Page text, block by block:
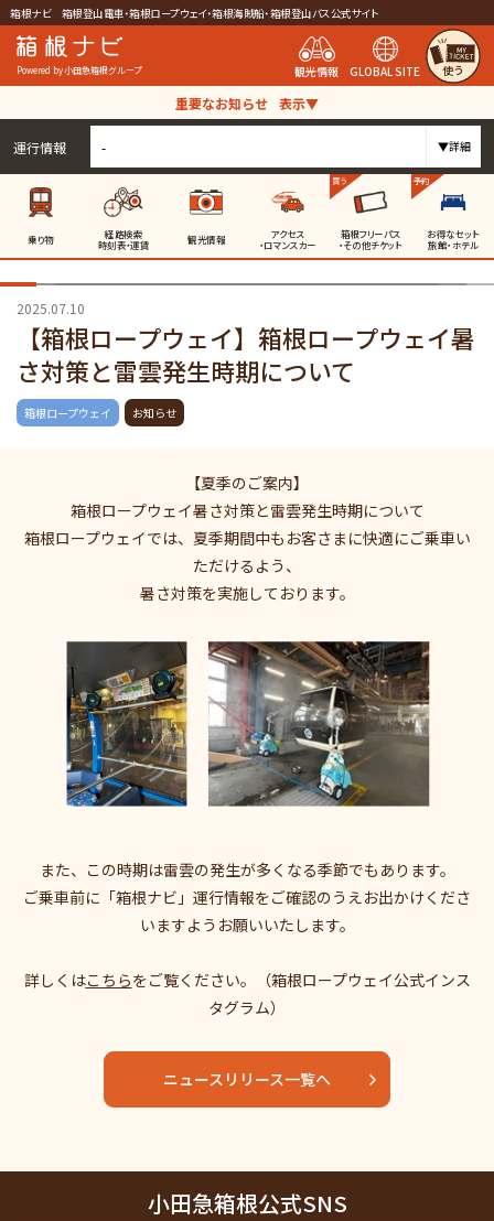
箱根ナビ 箱根登山電車・箱根ロープウェイ・箱根海賊船・箱根登山バス公式サイト
Powered by 小田急箱根グループ 観光情報 GLOBAL SITE 使う
重要なお知らせ 表示▼
運行情報 - ▼詳細
乗り物 経路検索
時刻表・運賃 観光情報 アクセス
・ロマンスカー
買う
箱根フリーパス
・その他チケット
予約
お得なセット
旅館・ホテル
2025.07.10
【箱根ロープウェイ】箱根ロープウェイ暑
さ対策と雷雲発生時期について
箱根ロープウェイ お知らせ
【夏季のご案内】
箱根ロープウェイ暑さ対策と雷雲発生時期について
箱根ロープウェイでは、夏季期間中もお客さまに快適にご乗車い
ただけるよう、
暑さ対策を実施しております。
また、この時期は雷雲の発生が多くなる季節でもあります。
ご乗車前に「箱根ナビ」運行情報をご確認のうえお出かけくださ
いますようお願いいたします。
詳しくはこちらをご覧ください。（箱根ロープウェイ公式インス
タグラム）
ニュースリリース一覧へ
小田急箱根公式SNS